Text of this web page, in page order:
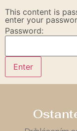
This content is
enter your
Password: